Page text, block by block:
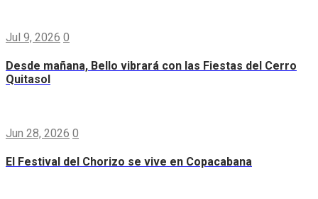
Jul 9, 2026 0
Desde mañana, Bello vibrará con las Fiestas del Cerro
Quitasol
Jun 28, 2026 0
El Festival del Chorizo se vive en Copacabana